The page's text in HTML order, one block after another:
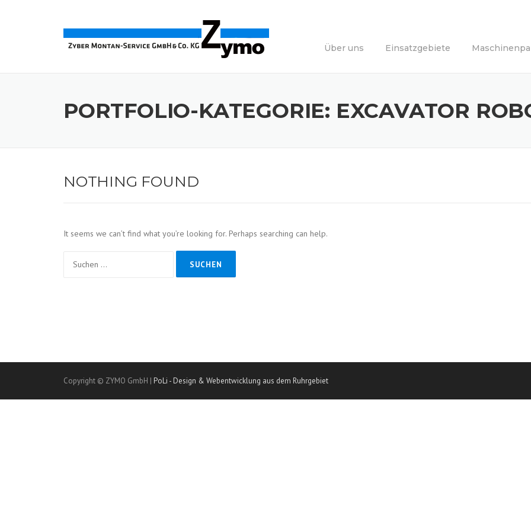
Über uns Einsatzgebiete
PORTFOLIO-KATEGORIE: EXCAVATOR
NOTHING FOUND
It seems we can’t find what you’re looking for. Perhaps searching can help.
nach:
Copyright © ZYMO GmbH | PoLi - Design & Webentwicklung aus dem Ruhrgebiet